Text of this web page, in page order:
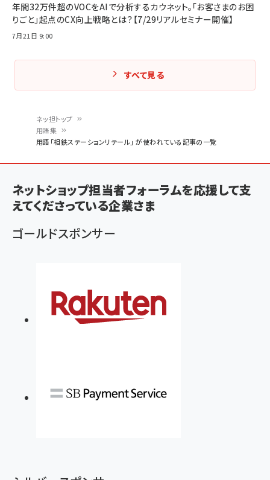
ン
く
ず
ネッ担トップ
用語集
用語「相鉄ステーションリテール」 が使われている記事の一覧
年間32万件超のVOCをAIで分析するカウネット。「お客さまのお困
りごと」起点のCX向上戦略とは？【7/29リアルセミナー開催】
7月21日 9:00
すべて見る
ネットショップ担当者フォーラムを応援して支
えてくださっている企業さま
ゴールドスポンサー